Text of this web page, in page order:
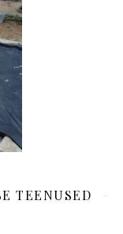
TEENUSED